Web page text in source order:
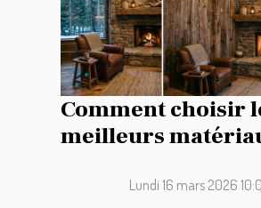
Comment choisir
meilleurs
maison deLundi 16 mars 2026